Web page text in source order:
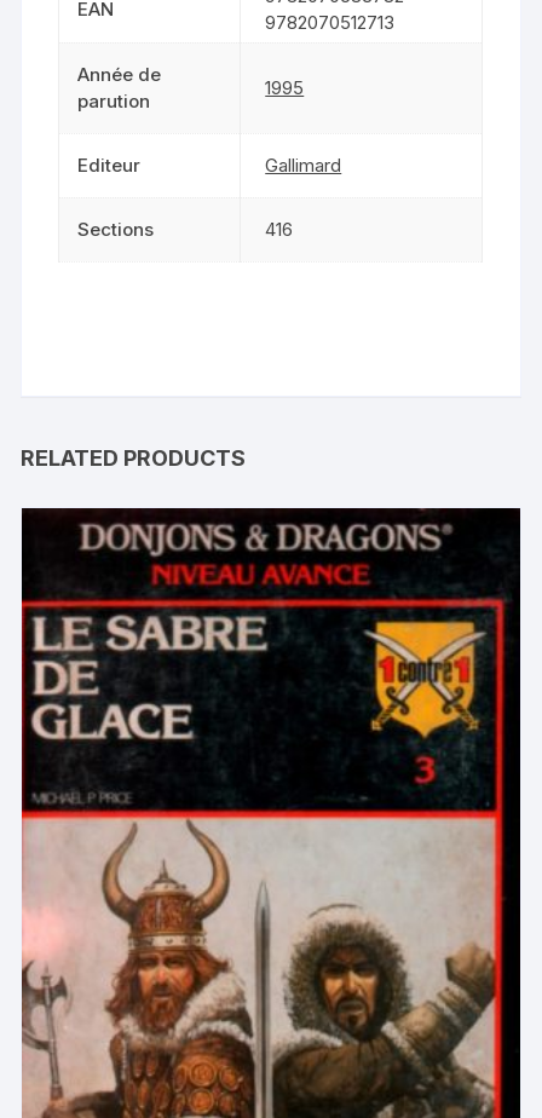
EAN
9782070512713
Année de
parution
1995
Editeur Gallimard
Sections 416
RELATED PRODUCTS